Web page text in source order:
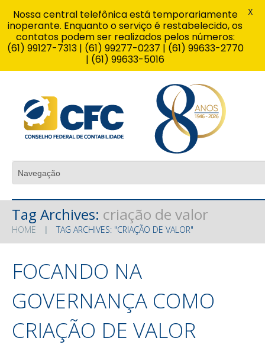
Tag Archives: criação de valor
HOME TAG ARCHIVES: "CRIAÇÃO DE VALOR"
FOCANDO NA
GOVERNANÇA COMO
CRIAÇÃO DE VALOR
Nossa central telefônica está temporariamente
inoperante. Enquanto o serviço é restabelecido, os
contatos podem ser realizados pelos números:
(61) 99127-7313 | (61) 99277-0237 | (61) 99633-2770
| (61) 99633-5016
X